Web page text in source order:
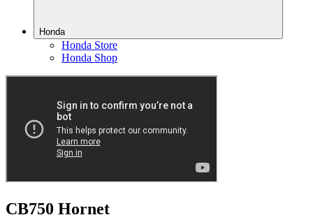
Honda
Honda Store
Honda Shop
CB750 Hornet